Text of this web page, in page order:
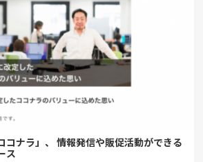
コナラ」、 情報発信や販促活動ができる
ス